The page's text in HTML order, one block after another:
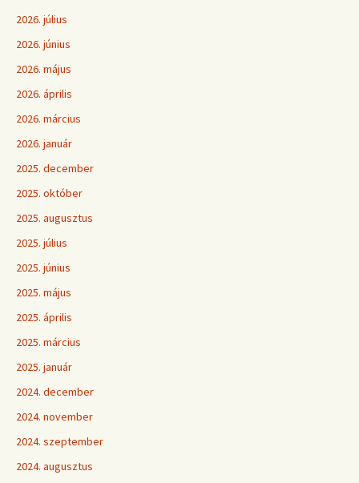
2026. július
2026. június
2026. május
2026. április
2026. március
2026. január
2025. december
2025. október
2025. augusztus
2025. július
2025. június
2025. május
2025. április
2025. március
2025. január
2024. december
2024. november
2024. szeptember
2024. augusztus